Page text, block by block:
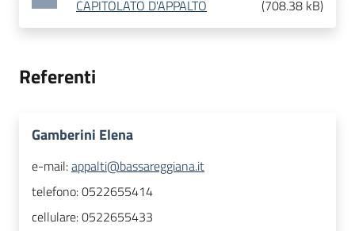
CAPITOLATO D'APPALTO (708.38 kB)
Referenti
Gamberini Elena
e-mail:appalti@bassareggiana.it
telefono:0522655414
cellulare:0522655433